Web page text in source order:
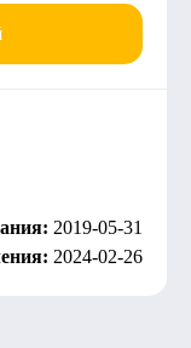
2019-05-31
2024-02-26